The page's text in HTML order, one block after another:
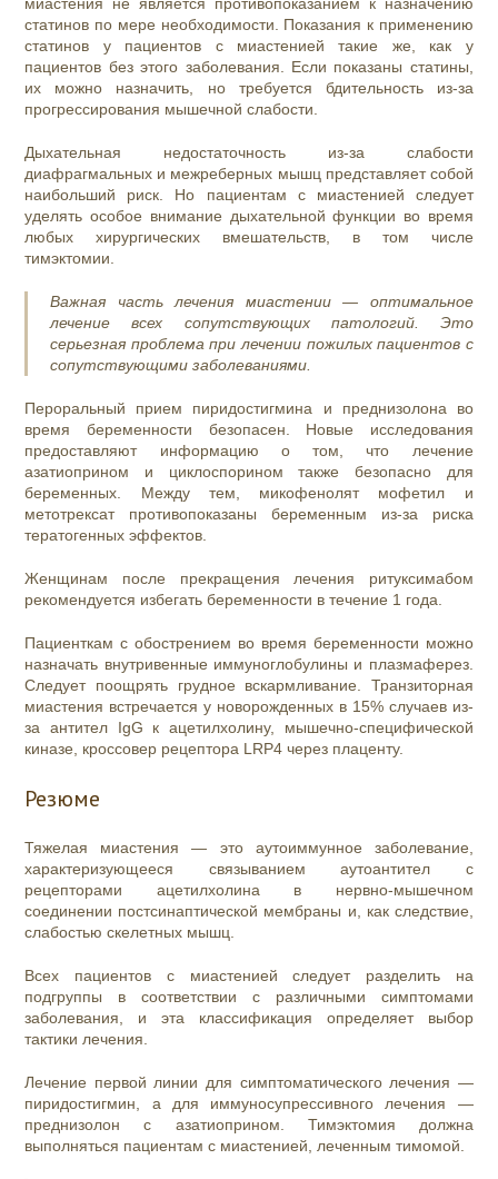
статинов по мере необходимости. Показания к применению
статинов у пациентов с миастенией такие же, как у
пациентов без этого заболевания. Если показаны статины,
их можно назначить, но требуется бдительность из-за
прогрессирования мышечной слабости.
Дыхательная недостаточность из-за слабости
диафрагмальных и межреберных мышц представляет собой
наибольший риск. Но пациентам с миастенией следует
уделять особое внимание дыхательной функции во время
любых хирургических вмешательств, в том числе
тимэктомии.
Важная часть лечения миастении — оптимальное
лечение всех сопутствующих патологий. Это
серьезная проблема при лечении пожилых пациентов с
сопутствующими заболеваниями.
Пероральный прием пиридостигмина и преднизолона во
время беременности безопасен. Новые исследования
предоставляют информацию о том, что лечение
азатиоприном и циклоспорином также безопасно для
беременных. Между тем, микофенолят мофетил и
метотрексат противопоказаны беременным из-за риска
тератогенных эффектов.
Женщинам после прекращения лечения ритуксимабом
рекомендуется избегать беременности в течение 1 года.
Пациенткам с обострением во время беременности можно
назначать внутривенные иммуноглобулины и плазмаферез.
Следует поощрять грудное вскармливание. Транзиторная
миастения встречается у новорожденных в 15% случаев из-
за антител IgG к ацетилхолину, мышечно-специфической
киназе, кроссовер рецептора LRP4 через плаценту.
Резюме
Тяжелая миастения — это аутоиммунное заболевание,
характеризующееся связыванием аутоантител с
рецепторами ацетилхолина в нервно-мышечном
соединении постсинаптической мембраны и, как следствие,
слабостью скелетных мышц.
Всех пациентов с миастенией следует разделить на
подгруппы в соответствии с различными симптомами
заболевания, и эта классификация определяет выбор
тактики лечения.
Лечение первой линии для симптоматического лечения —
пиридостигмин, а для иммуносупрессивного лечения —
преднизолон с азатиоприном. Тимэктомия должна
выполняться пациентам с миастенией, леченным тимомой.